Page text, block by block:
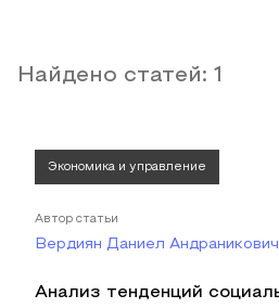
Найдено статей: 1
Экономика и управление
Автор статьи
Вердиян Даниел Андраникович
Анализ тенденций